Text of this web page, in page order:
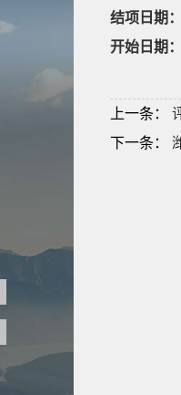
结项日期：
开始日期：
上一条：
下一条：